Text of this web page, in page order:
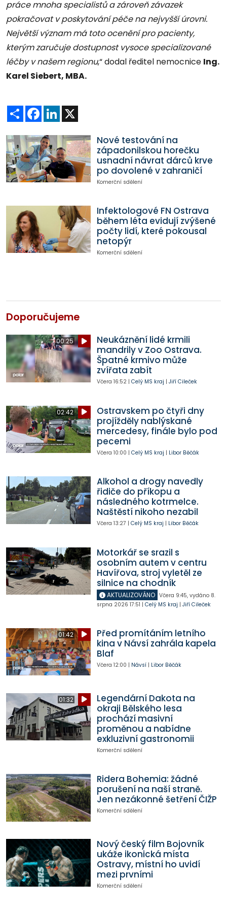
práce mnoha specialistů a zároveň závazek
pokračovat v poskytování péče na nejvyšší úrovni.
Největší význam má toto ocenění pro pacienty,
kterým zaručuje dostupnost vysoce specializované
léčby v našem regionu,“ dodal ředitel nemocnice Ing.
Karel Siebert, MBA.
Sdílet Facebook
LinkedIn
Nové testování na
západonilskou horečku
usnadní návrat dárců krve
po dovolené v zahraničí
Komerční sdělení
Infektologové FN Ostrava
během léta evidují zvýšené
počty lidí, které pokousal
netopýr
Komerční sdělení
Doporučujeme
00:25
Neukáznění lidé krmili
mandrily v Zoo Ostrava.
Špatné krmivo může
zvířata zabít
Včera 16:52| Celý MS kraj | Jiří Cileček
02:42
Ostravskem po čtyři dny
projížděly nablýskané
mercedesy, finále bylo pod
pecemi
Včera 10:00 | Celý MS kraj | Libor Běčák
Alkohol a drogy navedly
řidiče do příkopu a
následného kotrmelce.
Naštěstí nikoho nezabil
Včera 13:27 | Celý MS kraj | Libor Běčák
Motorkář se srazil s
osobním autem v centru
Havířova, stroj vyletěl ze
silnice na chodník
AKTUALIZOVÁNO Včera 9:45, vydáno 8.
srpna 2026 17:51 | Celý MS kraj | Jiří Cileček
01:42
Před promítáním letního
kina v Návsí zahrála kapela
Blaf
Včera 12:00 | Návsí| Libor Běčák
01:32
Legendární Dakota na
okraji Bělského lesa
prochází masivní
proměnou a nabídne
exkluzivní gastronomii
Komerční sdělení
Ridera Bohemia: žádné
porušení na naší straně.
Jen nezákonné šetření ČIŽP
Komerční sdělení
Nový český film Bojovník
ukáže ikonická místa
Ostravy, místní ho uvidí
mezi prvními
Komerční sdělení